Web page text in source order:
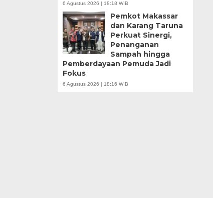
6 Agustus 2026 | 18:18 WIB
Pemkot Makassar
dan Karang Taruna
Perkuat Sinergi,
Penanganan
Sampah hingga
Pemberdayaan Pemuda Jadi
Fokus
6 Agustus 2026 | 18:16 WIB